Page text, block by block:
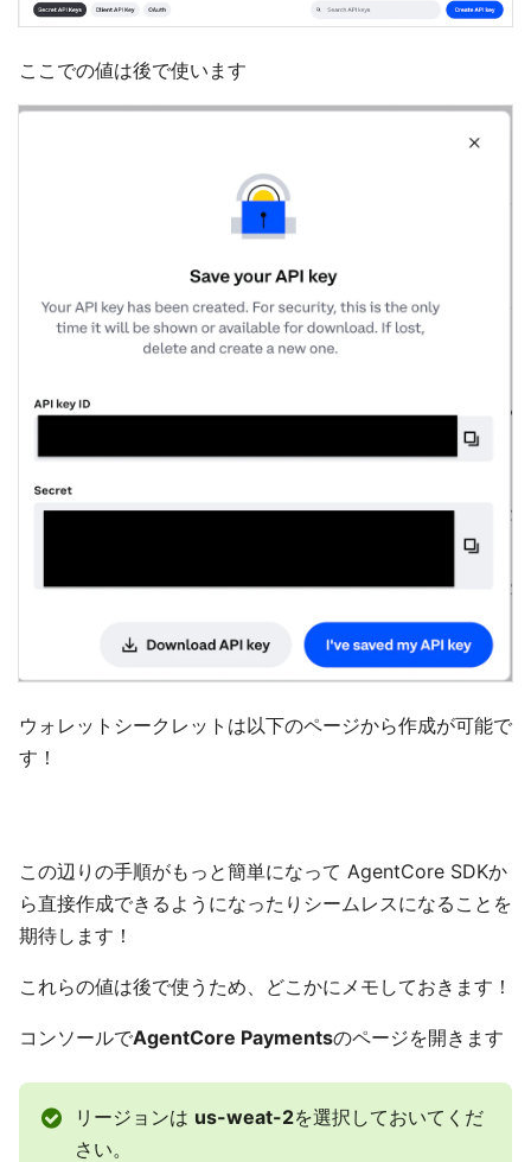
ここでの値は後で使います
ウォレットシークレットは以下のページから作成が可能で
す！
この辺りの手順がもっと簡単になって AgentCore SDKか
ら直接作成できるようになったりシームレスになることを
期待します！
これらの値は後で使うため、どこかにメモしておきます！
コンソールでAgentCore Paymentsのページを開きます
リージョンは us-weat-2を選択しておいてくだ
さい。